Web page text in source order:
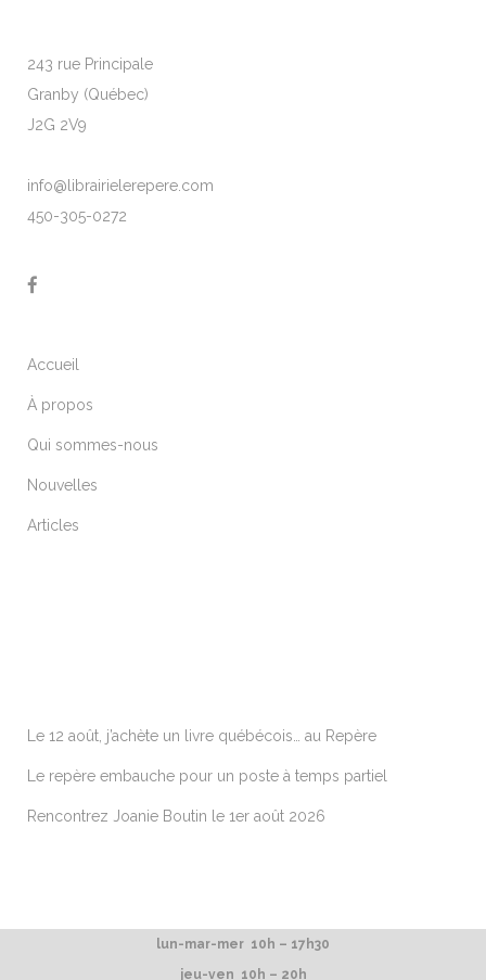
243 rue Principale
Granby (Québec)
J2G 2V9
info@librairielerepere.com
450-305-0272
Accueil
À propos
Qui sommes-nous
Nouvelles
Articles
Le 12 août, j’achète un livre québécois… au Repère
Le repère embauche pour un poste à temps partiel
Rencontrez Joanie Boutin le 1er août 2026
lun-mar-mer 10h – 17h30
jeu-ven 10h – 20h